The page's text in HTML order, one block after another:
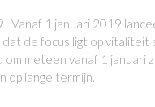
Vanaf 1 januari 2019
de focus ligt op
meteen vanaf 1 januari
op lange termijn.